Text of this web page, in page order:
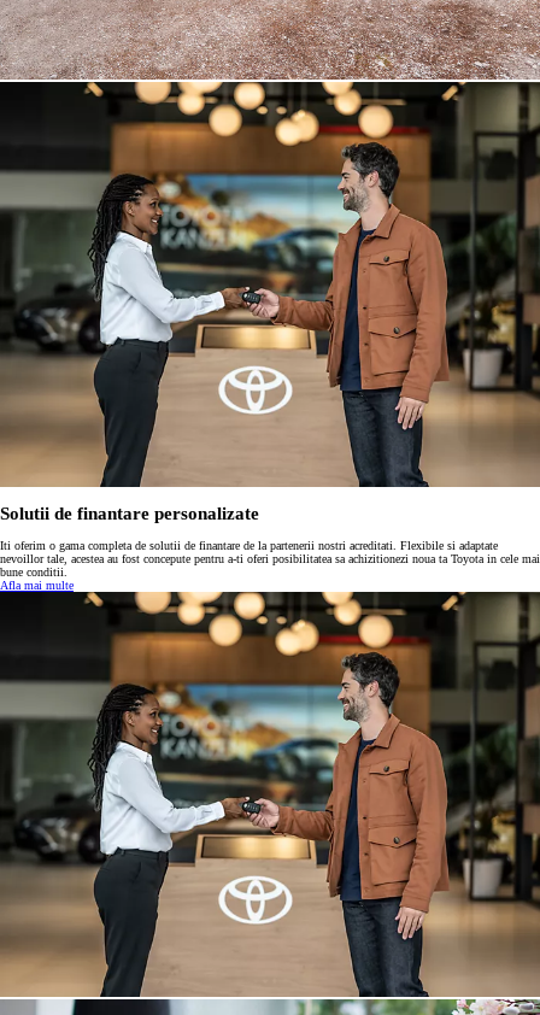
Solutii de finantare personalizate
Iti oferim o gama completa de solutii de finantare de la partenerii nostri acreditati. Flexibile si adaptate
nevoillor tale, acestea au fost concepute pentru a-ti oferi posibilitatea sa achizitionezi noua ta Toyota in cele mai
bune conditii.
Afla mai multe